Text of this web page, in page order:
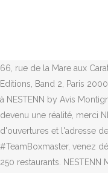
66, rue de la Mare aux
Editions, Band 2, Paris
à NESTENN by Avis
devenu une réalité, merci
d'ouvertures et l'adresse
#TeamBoxmaster, venez
250 restaurants. NESTENN